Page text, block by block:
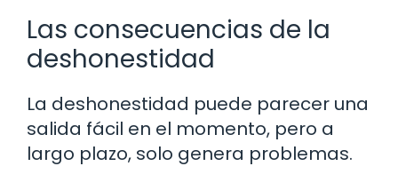
Las consecuencias de la
deshonestidad
La deshonestidad puede parecer una
salida fácil en el momento, pero a
largo plazo, solo genera problemas.